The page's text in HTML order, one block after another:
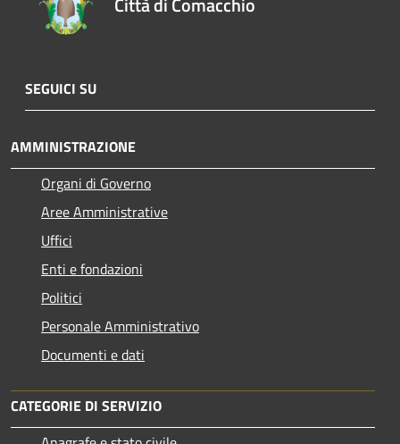
SEGUICI SU
AMMINISTRAZIONE
Organi di Governo
Aree Amministrative
Uffici
Enti e fondazioni
Politici
Personale Amministrativo
Documenti e dati
CATEGORIE DI SERVIZIO